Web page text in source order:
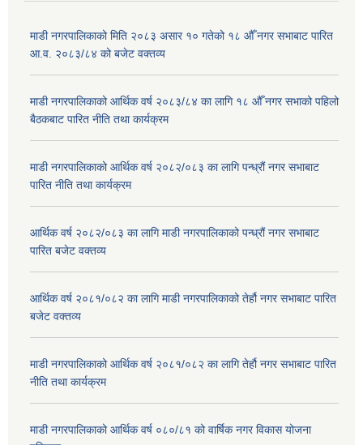
माडी नगरपालिकाको मिति २०८३ असार १० गतेको १८ औँ नगर सभाबाट पारित
आ.व. २०८३/८४ को बजेट वक्तव्य
माडी नगरपालिकाको आर्थिक वर्ष २०८३/८४ का लागि १८ औँ नगर सभाको पहिलो
बैठकबाट पारित नीति तथा कार्यक्रम
माडी नगरपालिकाको आर्थिक वर्ष २०८२/०८३ का लागि पन्ध्रौं नगर सभाबाट
पारित नीति तथा कार्यक्रम
आर्थिक वर्ष २०८२/०८३ का लागि माडी नगरपालिकाको पन्ध्रौं नगर सभाबाट
पारित बजेट वक्तव्य
आर्थिक वर्ष २०८१/०८२ का लागि माडी नगरपालिकाको तेर्हौ नगर सभाबाट पारित
बजेट वक्तव्य
माडी नगरपालिकाको आर्थिक वर्ष २०८१/०८२ का लागि तेर्हौ नगर सभाबाट पारित
नीति तथा कार्यक्रम
माडी नगरपालिकाको आर्थिक वर्ष ०८०/८१ को वार्षिक नगर विकास योजना